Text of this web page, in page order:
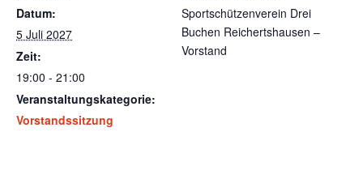
Datum:
5 Juli 2027
Zeit:
19:00 - 21:00
Veranstaltungskategorie:
Vorstandssitzung
Sportschützenverein Drei
Buchen Reichertshausen –
Vorstand